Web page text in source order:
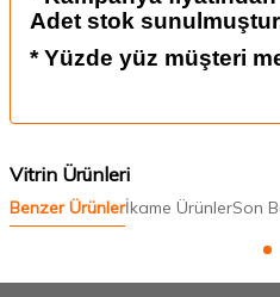
Adet stok
* Yüzde yüz müşteri
Vitrin Ürünleri
Benzer Ürünlerİkame ÜrünlerSon